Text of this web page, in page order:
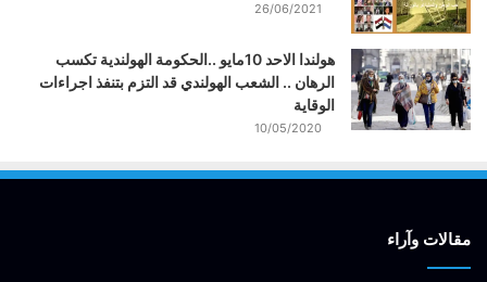
26/06/2021
هولندا الاحد 10مايو ..الحكومة الهولندية تكسب
الرهان .. الشعب الهولندي قد التزم بتنفذ اجراءات
الوقاية
10/05/2020
مقالات وآراء